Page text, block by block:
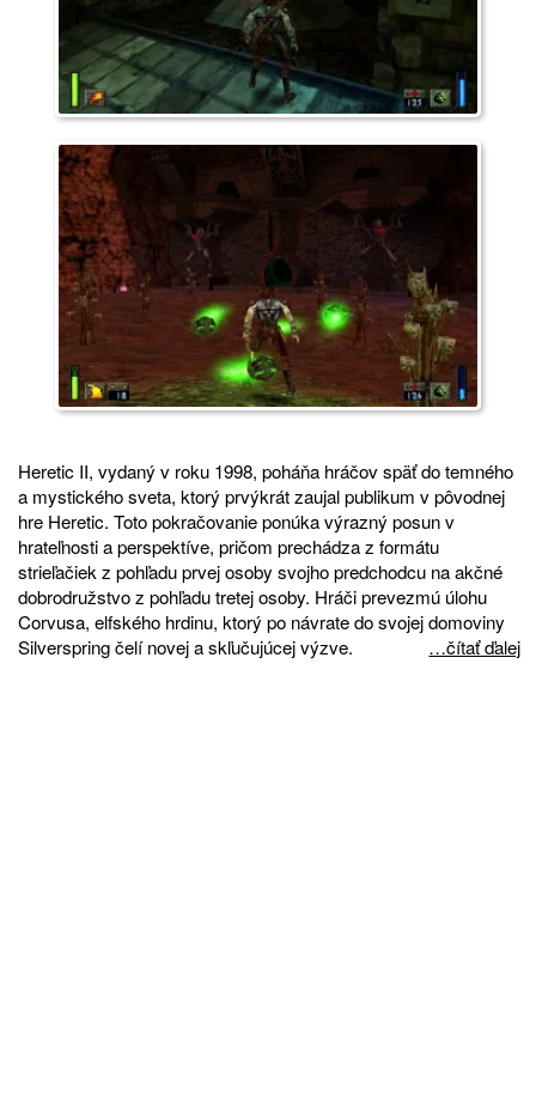
Heretic II, vydaný v roku 1998, poháňa hráčov späť do temného
a mystického sveta, ktorý prvýkrát zaujal publikum v pôvodnej
hre Heretic. Toto pokračovanie ponúka výrazný posun v
hrateľnosti a perspektíve, pričom prechádza z formátu
strieľačiek z pohľadu prvej osoby svojho predchodcu na akčné
dobrodružstvo z pohľadu tretej osoby. Hráči prevezmú úlohu
Corvusa, elfského hrdinu, ktorý po návrate do svojej domoviny
Silverspring čelí novej a skľučujúcej výzve.
…čítať ďalej